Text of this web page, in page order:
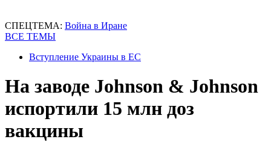
СПЕЦТЕМА: Война в Иране
ВСЕ ТЕМЫ
Вступление Украины в ЕС
На заводе Johnson & Johnson
испортили 15 млн доз
вакцины